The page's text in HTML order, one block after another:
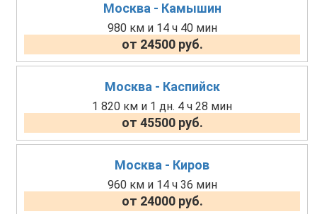
Москва - Камышин
980 км и 14 ч 40 мин
от 24500 руб.
Москва - Каспийск
1 820 км и 1 дн. 4 ч 28 мин
от 45500 руб.
Москва - Киров
960 км и 14 ч 36 мин
от 24000 руб.